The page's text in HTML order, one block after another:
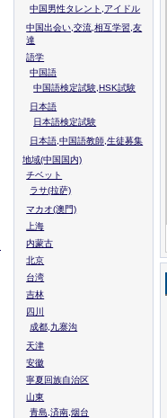
中国男性タレント,アイドル
中国出会い,交流,相互学習,友
達
語学
中国語
中国語検定試験,HSK試験
日本語
日本語検定試験
日本語,中国語教師,生徒募集
地域(中国国内)
チベット
ラサ(拉萨)
マカオ(澳門)
上海
内蒙古
北京
台湾
吉林
四川
成都,九寨沟
天津
安徽
寧夏回族自治区
山東
青島,済南,烟台